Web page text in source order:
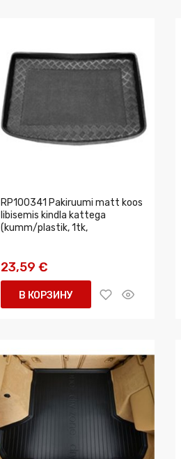
RP100341 Pakiruumi matt koos
libisemis kindla kattega
(kumm/plastik, 1tk,
23,59 €
В КОРЗИНУ